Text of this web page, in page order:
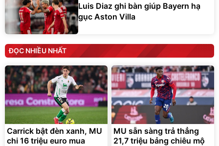
Luis Diaz ghi bàn giúp Bayern hạ
gục Aston Villa
ĐỌC NHIỀU NHẤT
Carrick bật đèn xanh, MU
chi 16 triệu euro mua
MU sẵn sàng trả thẳng
21,7 triệu bảng chiêu mộ